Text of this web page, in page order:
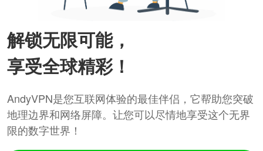
解锁无限可能，
享受全球精彩！
AndyVPN是您互联网体验的最佳伴侣，它帮助您突破
地理边界和网络屏障。让您可以尽情地享受这个无界
限的数字世界！